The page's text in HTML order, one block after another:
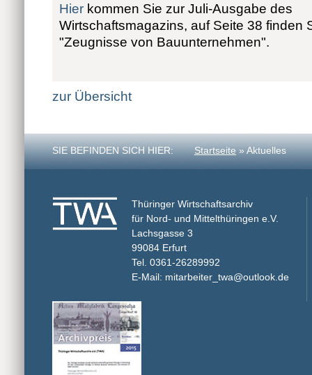
Hier kommen Sie zur Juli-Ausgabe des
Wirtschaftsmagazins, auf Seite 38 finden
"Zeugnisse von Bauunternehmen".
zur Übersicht
SIE BEFINDEN SICH HIER: Startseite» Aktuelles
Thüringer Wirtschaftsarchiv
für Nord- und Mittelthüringen e.V.
Lachsgasse 3
99084 Erfurt
Tel. 0361-26289992
E-Mail: mitarbeiter_twa@outlook.de